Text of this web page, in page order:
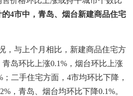
4市中，青岛、烟台新建商品住宅
与上个月相比，新建商品住宅方
岛环比上涨0.1%，烟台环比上涨
二手住宅方面，4市均环比下降，
，青岛、烟台均环比下降0.1%。